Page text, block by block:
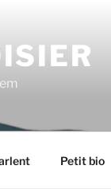
Petit bio